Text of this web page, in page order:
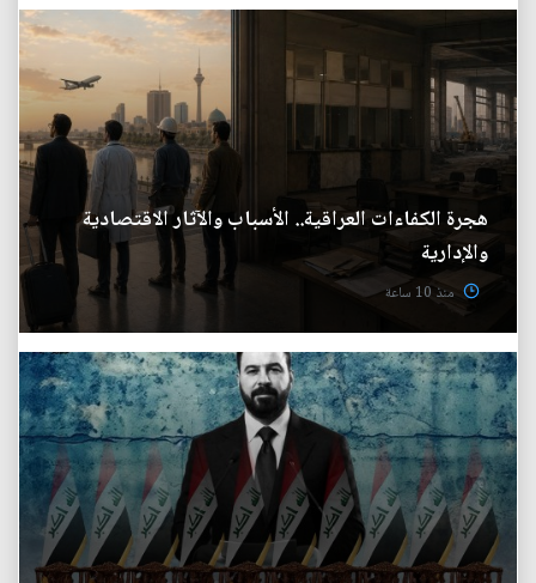
هجرة الكفاءات العراقية.. الأسباب والآثار الاقتصادية
والإدارية
منذ 10 ساعة